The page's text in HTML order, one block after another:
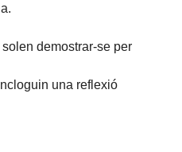
demostrar-se per
una reflexió